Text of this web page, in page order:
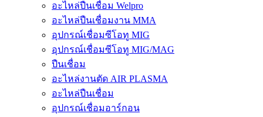
อะไหล่ปืนเชื่อม Welpro
อะไหล่ปืนเชื่อมงาน MMA
อุปกรณ์เชื่อมซีโอทู MIG
อุปกรณ์เชื่อมซีโอทู MIG/MAG
ปืนเชื่อม
อะไหล่งานตัด AIR PLASMA
อะไหล่ปืนเชื่อม
อุปกรณ์เชื่อมอาร์กอน